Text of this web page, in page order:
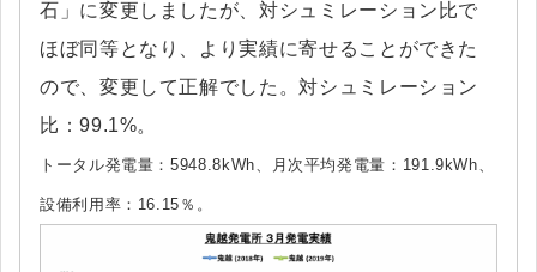
石」に変更しましたが、対シュミレーション比で
ほぼ同等となり、より実績に寄せることができた
ので、変更して正解でした。対シュミレーション
比：99.1%。
トータル発電量：5948.8kWh、月次平均発電量：191.9kWh、
設備利用率：16.15％。